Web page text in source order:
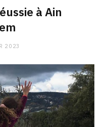
à Ain
2023